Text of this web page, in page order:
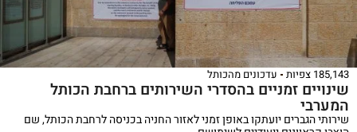
185,143 צפיות עדכונים מהכותל
שינויים זמניים בהסדרי השירותים ברחבת הכותל
המערבי
שירותי הגברים יועתקו באופן זמני לאזור החניה בכניסה לרחבת הכותל, שם